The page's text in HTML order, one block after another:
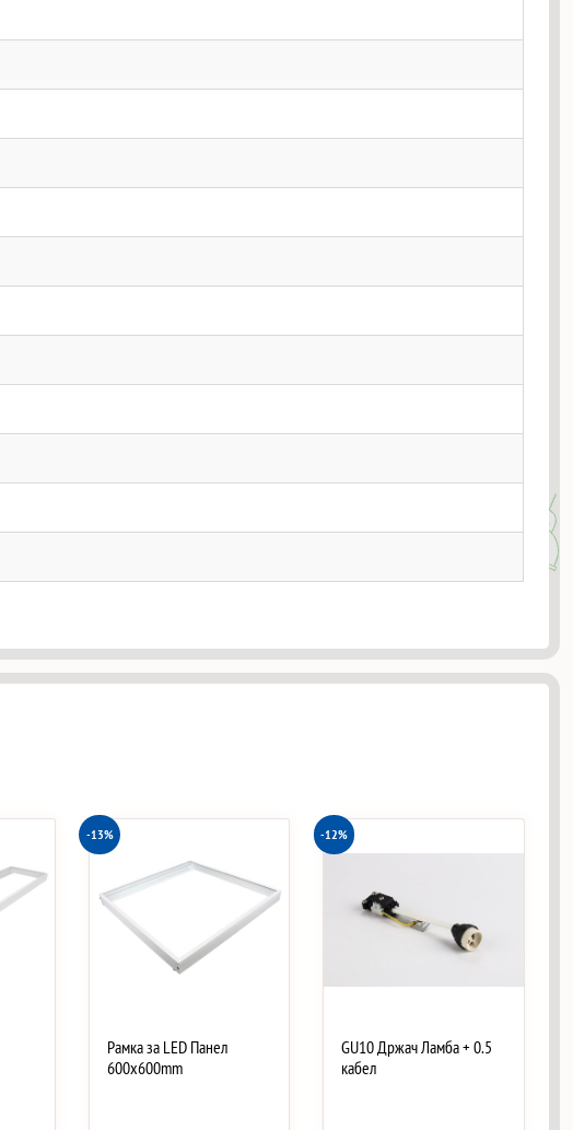
-13%
Рамка за LED Панел
600x600mm
-12%
GU10 Држач Ламба + 0.5
кабел